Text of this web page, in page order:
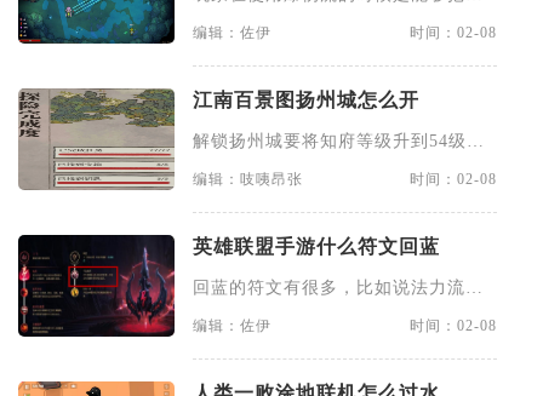
编辑：佐伊 时间：02-08
江南百景图扬州城怎么开
解锁扬州城要将知府等级升到54级，
编辑：吱咦昂张 时间：02-08
英雄联盟手游什么符文回蓝
回蓝的符文有很多，比如说法力流系
编辑：佐伊 时间：02-08